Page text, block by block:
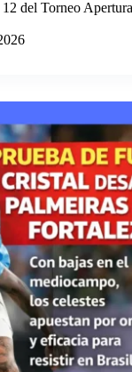
del Torneo